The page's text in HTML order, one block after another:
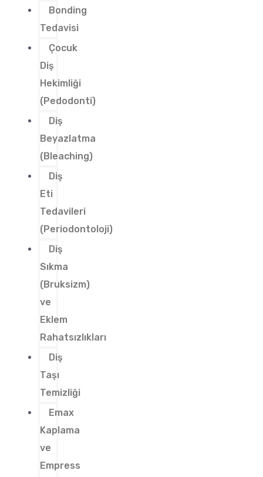
Bonding
Tedavisi
Çocuk
Diş
Hekimliği
(Pedodonti)
Diş
Beyazlatma
(Bleaching)
Diş
Eti
Tedavileri
(Periodontoloji)
Diş
Sıkma
(Bruksizm)
ve
Eklem
Rahatsızlıkları
Diş
Taşı
Temizliği
Emax
Kaplama
ve
Empress